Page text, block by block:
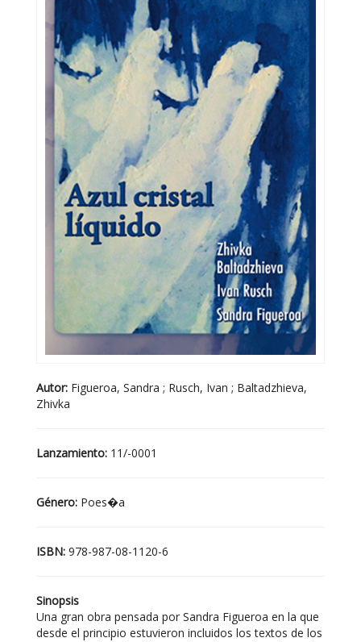
Autor: Figueroa, Sandra ; Rusch, Ivan ; Baltadzhieva,
Zhivka
Lanzamiento: 11/-0001
Género: Poes�a
ISBN: 978-987-08-1120-6
Sinopsis
Una gran obra pensada por Sandra Figueroa en la que
desde el principio estuvieron incluidos los textos de los